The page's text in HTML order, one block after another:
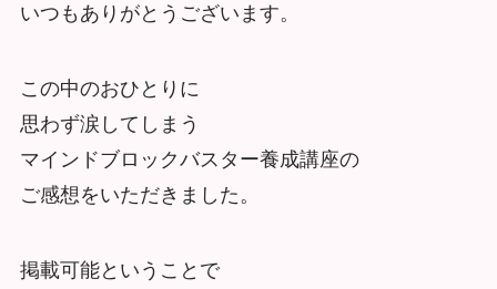
いつもありがとうございます。
この中のおひとりに
思わず涙してしまう
マインドブロックバスター養成講座の
ご感想をいただきました。
掲載可能ということで